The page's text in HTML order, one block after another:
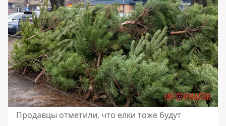
Продавцы отметили, что елки тоже будут